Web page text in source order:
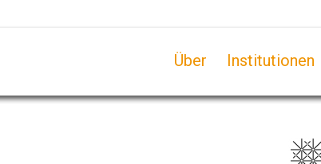
Über Institutionen